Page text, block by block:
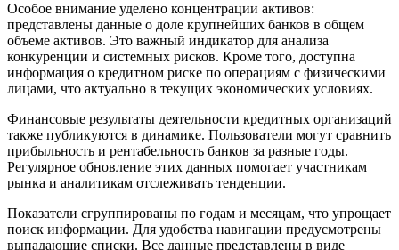
Особое внимание уделено концентрации активов:
представлены данные о доле крупнейших банков в общем
объеме активов. Это важный индикатор для анализа
конкуренции и системных рисков. Кроме того, доступна
информация о кредитном риске по операциям с физическими
лицами, что актуально в текущих экономических условиях.
Финансовые результаты деятельности кредитных организаций
также публикуются в динамике. Пользователи могут сравнить
прибыльность и рентабельность банков за разные годы.
Регулярное обновление этих данных помогает участникам
рынка и аналитикам отслеживать тенденции.
Показатели сгруппированы по годам и месяцам, что упрощает
поиск информации. Для удобства навигации предусмотрены
выпадающие списки. Все данные представлены в виде